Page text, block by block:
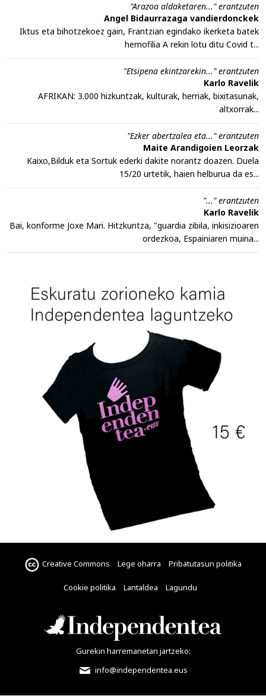
"Arazoa aldaketaren..." erantzuten
Angel Bidaurrazaga vandierdonckek
Iktus eta bihotzekoez gain, Frantzian egindako ikerketa batek
hemofilia A rekin lotu ditu Covid t...
"Etsipena ekintzarekin..." erantzuten
Karlo Ravelik
AFRIKAN: 3.000 hizkuntzak, kulturak, herriak, bixitasunak,
altxorrak...
"Ezker abertzalea eta..." erantzuten
Maite Arandigoien Leorzak
Kaixo,Bilduk eta Sortuk ederki dakite norantz doazen. Duela
15/20 urtetik, haien helburua da es...
"..." erantzuten
Karlo Ravelik
Bai, konforme Joxe Mari. Hitzkuntza, "guardia zibila, inkisizioaren
ordezkoa, Espainiaren muina...
Creative Commons Lege oharra Pribatutasun politika
Cookie politika Lantaldea Lagundu
Gurekin harremanetan jartzeko:
info@independentea.eus